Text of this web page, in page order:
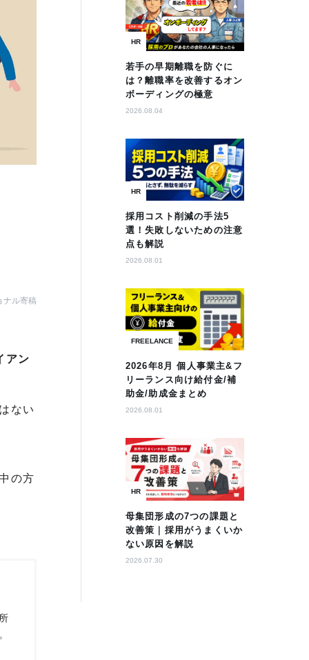
ナル寄稿
アン
ない
の方
HR
若手の早期離職を防ぐに
は？離職率を改善するオン
ボーディングの極意
2026.08.04
HR
採用コスト削減の手法5
選！失敗しないための注意
点も解説
2026.08.01
FREELANCE
2026年8月 個人事業主&フ
リーランス向け給付金/補
助金/助成金まとめ
2026.08.01
HR
母集団形成の7つの課題と
改善策｜採用がうまくいか
ない原因を解説
2026.07.30